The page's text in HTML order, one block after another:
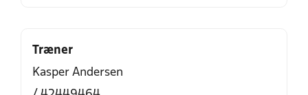
Træner
Kasper Andersen